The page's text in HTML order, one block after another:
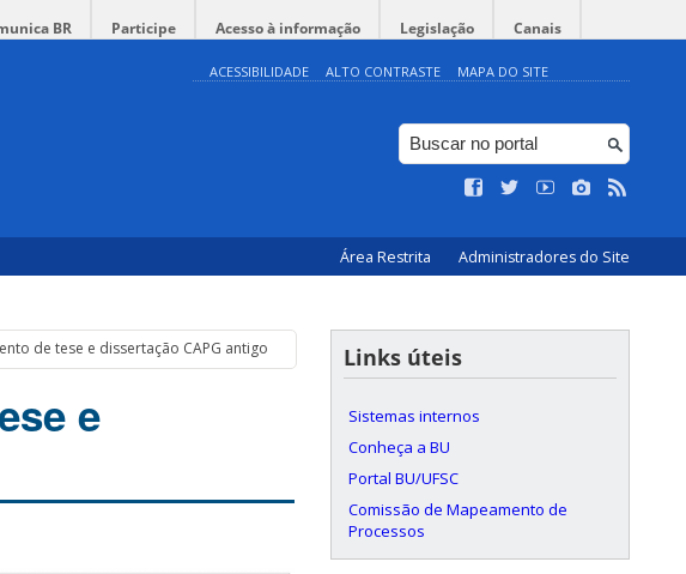
BR Participe Acesso à informação Legislação Canais
ACESSIBILIDADE ALTO CONTRASTE MAPA DO SITE
Área Restrita Administradores do Site
de tese e dissertação CAPG antigo
e
Links úteis
Sistemas internos
Conheça a BU
Portal BU/UFSC
Comissão de Mapeamento de
Processos